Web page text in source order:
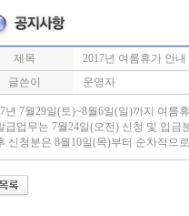
제목
2017년 여름휴가 안내
글쓴이
운영자
년 7월29일(토)~8월6일(일)까지 여름
급업무는 7월24일(오전) 신청 및 입금
신청분은 8월10일(목)부터 순차적으